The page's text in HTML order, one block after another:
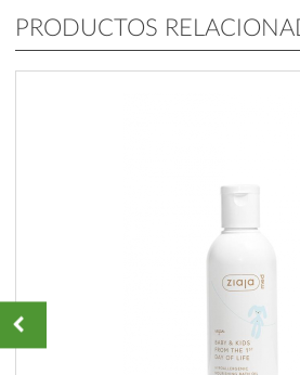
PRODUCTOS